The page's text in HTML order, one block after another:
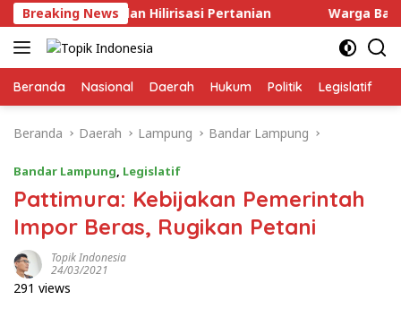
Langsung
ke
konten
Breaking Newsdan Hilirisasi Pertanian Warga Bandar
Beranda Nasional Daerah Hukum Politik Legislatif
Beranda Daerah Lampung Bandar Lampung
Bandar Lampung, Legislatif
Pattimura: Kebijakan Pemerintah
Impor Beras, Rugikan Petani
Topik Indonesia
24/03/2021
291 views